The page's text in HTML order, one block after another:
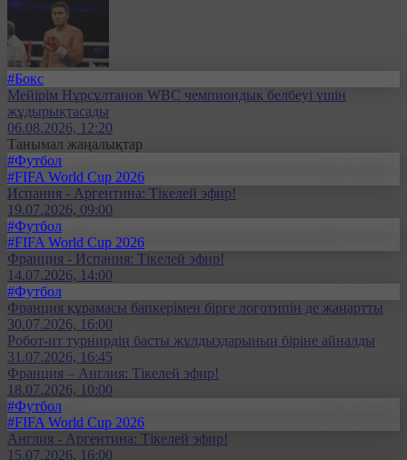
#Бокс
Мейірім Нұрсұлтанов WBC чемпиондық белбеуі үшін
жұдырықтасады
06.08.2026, 12:20
Танымал жаңалықтар
#Футбол
#FIFA World Cup 2026
Испания - Аргентина: Тікелей эфир!
19.07.2026, 09:00
#Футбол
#FIFA World Cup 2026
Франция - Испания: Тікелей эфир!
14.07.2026, 14:00
#Футбол
Франция құрамасы бапкерімен бірге логотипін де жаңартты
30.07.2026, 16:00
Робот-ит турнирдің басты жұлдыздарының біріне айналды
31.07.2026, 16:45
Франция – Англия: Тікелей эфир!
18.07.2026, 10:00
#Футбол
#FIFA World Cup 2026
Англия - Аргентина: Тікелей эфир!
15.07.2026, 16:00